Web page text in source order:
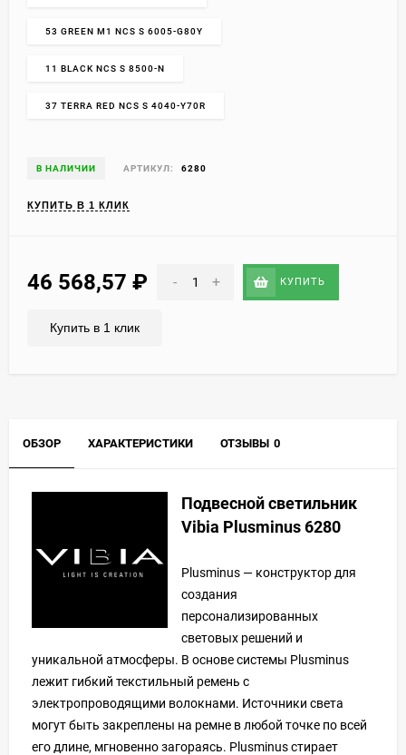
53 GREEN M1 NCS S 6005-G80Y
11 BLACK NCS S 8500-N
37 TERRA RED NCS S 4040-Y70R
В НАЛИЧИИ АРТИКУЛ: 6280
КУПИТЬ В 1 КЛИК
46 568,57 ₽ - + КУПИТЬ
Купить в 1 клик
ОБЗОР ХАРАКТЕРИСТИКИ ОТЗЫВЫ 0
Подвесной светильник
Vibia Plusminus 6280
Plusminus — конструктор для
создания
персонализированных
световых решений и
уникальной атмосферы. В основе системы Plusminus
лежит гибкий текстильный ремень с
электропроводящими волокнами. Источники света
могут быть закреплены на ремне в любой точке по всей
его длине, мгновенно загораясь. Plusminus стирает